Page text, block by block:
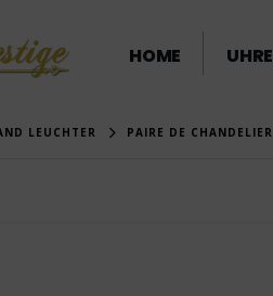
HOME
LEUCHTER PAIRE DE